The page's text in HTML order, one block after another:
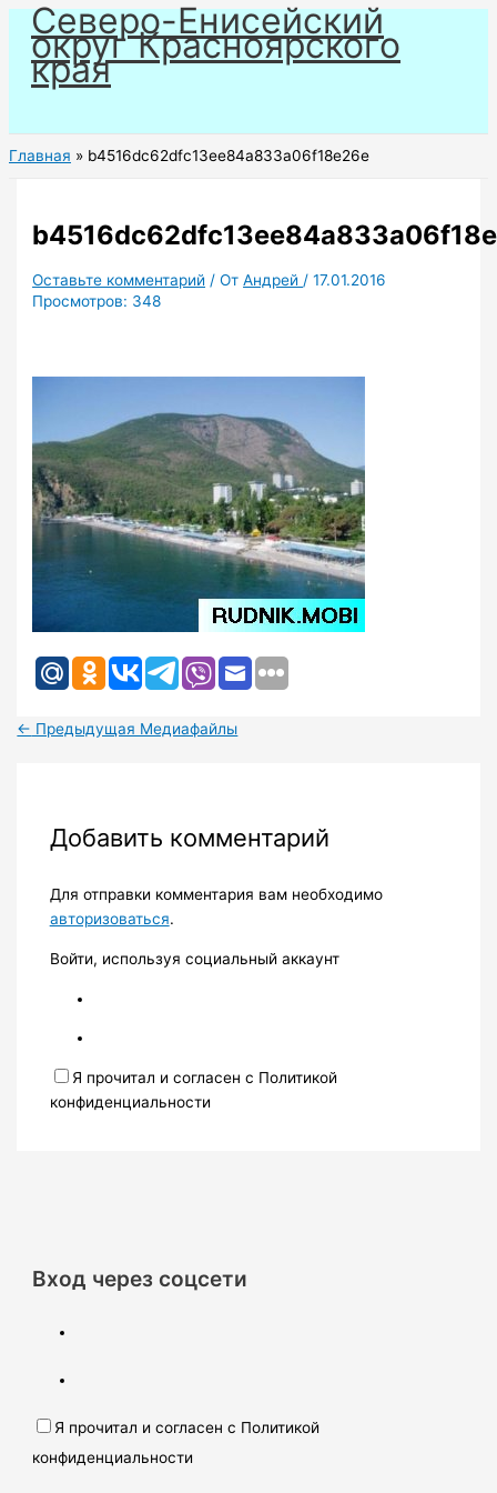
Перейти
содержимому
Северо-Енисейский
округ Красноярского
края
Главная b4516dc62dfc13ee84a833a06f18e26e
Оставьте комментарий / ОтАндрей /17.01.2016
Просмотров: 348
← Предыдущая Медиафайлы
Добавить комментарий
Для отправки комментария вам необходимо
авторизоваться.
Войти, используя социальный аккаунт
Я прочитал и согласен с Политикой
конфиденциальности
Вход через соцсети
Я прочитал и согласен с Политикой
конфиденциальности